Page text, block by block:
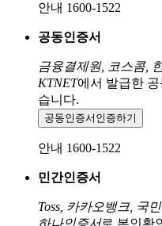
안내 1600-1522
공동인증서
금융결제원, 코스콤,
KTNET에서 발급한
습니다.
공동인증서 인증하기
안내 1600-1522
민간인증서
Toss, 카카오뱅크, 국